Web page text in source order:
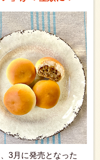
3月に発売となった